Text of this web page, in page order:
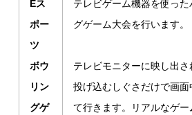
Eス
ポー
ツ
ボウ
リン
グゲ
テレビゲーム機器を使っ
グゲーム大会を行います。
テレビモニターに映し出
投げ込むしぐさだけで画
て行きます。リアルなゲ